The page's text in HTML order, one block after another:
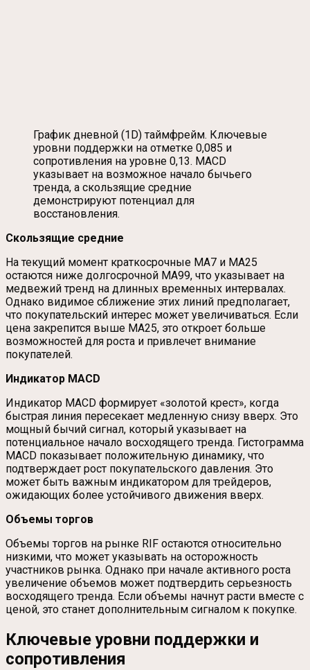
График дневной (1D) таймфрейм. Ключевые
уровни поддержки на отметке 0,085 и
сопротивления на уровне 0,13. MACD
указывает на возможное начало бычьего
тренда, а скользящие средние
демонстрируют потенциал для
восстановления.
Скользящие средние
На текущий момент краткосрочные MA7 и MA25
остаются ниже долгосрочной MA99, что указывает на
медвежий тренд на длинных временных интервалах.
Однако видимое сближение этих линий предполагает,
что покупательский интерес может увеличиваться. Если
цена закрепится выше MA25, это откроет больше
возможностей для роста и привлечет внимание
покупателей.
Индикатор MACD
Индикатор MACD формирует «золотой крест», когда
быстрая линия пересекает медленную снизу вверх. Это
мощный бычий сигнал, который указывает на
потенциальное начало восходящего тренда. Гистограмма
MACD показывает положительную динамику, что
подтверждает рост покупательского давления. Это
может быть важным индикатором для трейдеров,
ожидающих более устойчивого движения вверх.
Объемы торгов
Объемы торгов на рынке RIF остаются относительно
низкими, что может указывать на осторожность
участников рынка. Однако при начале активного роста
увеличение объемов может подтвердить серьезность
восходящего тренда. Если объемы начнут расти вместе с
ценой, это станет дополнительным сигналом к покупке.
Ключевые уровни поддержки и
сопротивления